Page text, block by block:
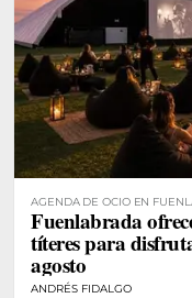
AGENDA DE OCIO EN
Fuenlabrada
títeres para
agosto
ANDRÉS FIDALGO